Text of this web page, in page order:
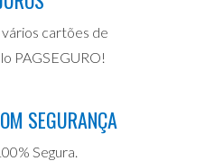
cartões de
PAGSEGURO!
SEGURANÇA
Segura.